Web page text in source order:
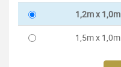
1,2m x 1,0m
1,5m x 1,0m